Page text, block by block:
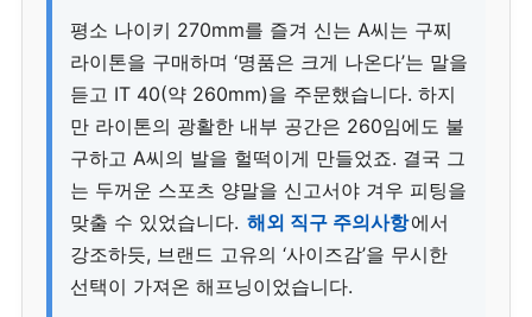
평소 나이키 270mm를 즐겨 신는 A씨는 구찌
라이톤을 구매하며 ‘명품은 크게 나온다’는 말을
듣고 IT 40(약 260mm)을 주문했습니다. 하지
만 라이톤의 광활한 내부 공간은 260임에도 불
구하고 A씨의 발을 헐떡이게 만들었죠. 결국 그
는 두꺼운 스포츠 양말을 신고서야 겨우 피팅을
맞출 수 있었습니다. 해외 직구 주의사항에서
강조하듯, 브랜드 고유의 ‘사이즈감’을 무시한
선택이 가져온 해프닝이었습니다.